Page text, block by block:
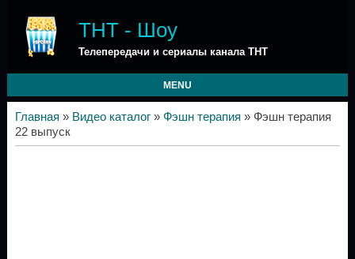
ТНТ - Шоу
Телепередачи и сериалы канала ТНТ
MENU
Главная » Видео каталог» Фэшн терапия » Фэшн терапия
22 выпуск